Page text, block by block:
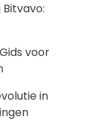
voor
in